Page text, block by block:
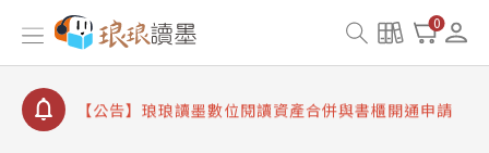
0
【公告】琅琅讀墨 3 分鐘完成書櫃開通與資產合併申
請圖文教學
【公告】琅琅書店服務升級重要說明及資產合併結果
【公告】琅琅讀墨數位閱讀資產合併與書櫃開通申請